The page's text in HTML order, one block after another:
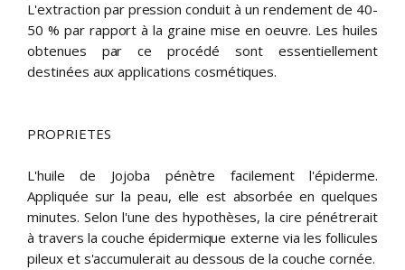
L'extraction par pression conduit à un rendement de 40-
50 % par rapport à la graine mise en oeuvre. Les huiles
obtenues par ce procédé sont essentiellement
destinées aux applications cosmétiques.
PROPRIETES
L'huile de Jojoba pénètre facilement l'épiderme.
Appliquée sur la peau, elle est absorbée en quelques
minutes. Selon l'une des hypothèses, la cire pénétrerait
à travers la couche épidermique externe via les follicules
pileux et s'accumulerait au dessous de la couche cornée.